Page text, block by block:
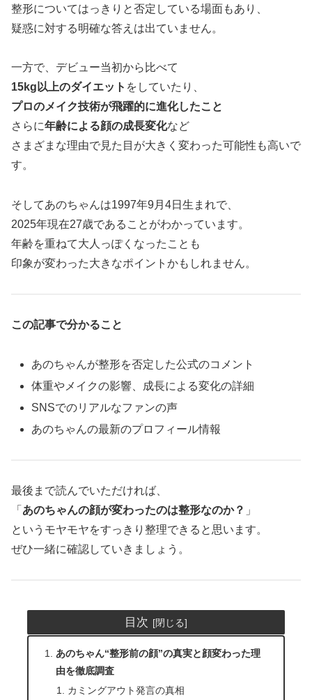
整形についてはっきりと否定している場面もあり、
疑惑に対する明確な答えは出ていません。
一方で、デビュー当初から比べて
15kg以上のダイエット をしていたり、
プロのメイク技術が飛躍的に進化したこと
さらに年齢による顔の成長変化など
さまざまな理由で見た目が大きく変わった可能性も高いで
す。
そしてあのちゃんは1997年9月4日生まれで、
2025年現在27歳であることがわかっています。
年齢を重ねて大人っぽくなったことも
印象が変わった大きなポイントかもしれません。
この記事で分かること
あのちゃんが整形を否定した公式のコメント
体重やメイクの影響、成長による変化の詳細
SNSでのリアルなファンの声
あのちゃんの最新のプロフィール情報
最後まで読んでいただければ、
「 あのちゃんの顔が変わったのは整形なのか？ 」
というモヤモヤをすっきり整理できると思います。
ぜひ一緒に確認していきましょう。
目次
あのちゃん“整形前の顔”の真実と顔変わった理
由を徹底調査
カミングアウト発言の真相